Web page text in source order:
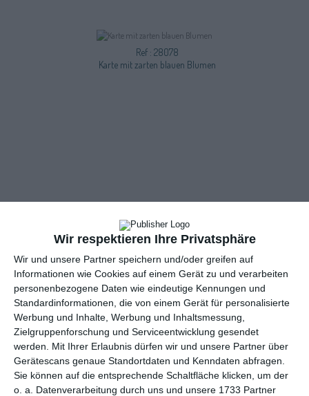
Wir respektieren Ihre Privatsphäre
Wir und unsere Partner speichern und/oder greifen auf
Informationen wie Cookies auf einem Gerät zu und verarbeiten
personenbezogene Daten wie eindeutige Kennungen und
Standardinformationen, die von einem Gerät für personalisierte
Werbung und Inhalte, Werbung und Inhaltsmessung,
Zielgruppenforschung und Serviceentwicklung gesendet
werden.
Mit Ihrer Erlaubnis dürfen wir und unsere Partner über
Gerätescans genaue Standortdaten und Kenndaten abfragen.
Sie können auf die entsprechende Schaltfläche klicken, um der
o. a. Datenverarbeitung durch uns und unsere 1733 Partner
Ref : 28078
Karte mit zarten blauen Blumen
Ref : 28077
Karte mit zarten rosa Blumen